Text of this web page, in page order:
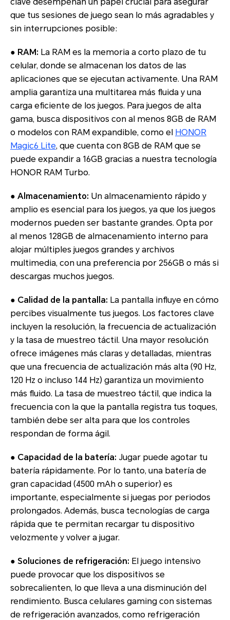
que tus sesiones de juego sean lo más agradables y
sin interrupciones posible:
● RAM: La RAM es la memoria a corto plazo de tu
celular, donde se almacenan los datos de las
aplicaciones que se ejecutan activamente. Una RAM
amplia garantiza una multitarea más fluida y una
carga eficiente de los juegos. Para juegos de alta
gama, busca dispositivos con al menos 8GB de RAM
o modelos con RAM expandible, como el HONOR
Magic6 Lite, que cuenta con 8GB de RAM que se
puede expandir a 16GB gracias a nuestra tecnología
HONOR RAM Turbo.
● Almacenamiento: Un almacenamiento rápido y
amplio es esencial para los juegos, ya que los juegos
modernos pueden ser bastante grandes. Opta por
al menos 128GB de almacenamiento interno para
alojar múltiples juegos grandes y archivos
multimedia, con una preferencia por 256GB o más si
descargas muchos juegos.
● Calidad de la pantalla: La pantalla influye en cómo
percibes visualmente tus juegos. Los factores clave
incluyen la resolución, la frecuencia de actualización
y la tasa de muestreo táctil. Una mayor resolución
ofrece imágenes más claras y detalladas, mientras
que una frecuencia de actualización más alta (90 Hz,
120 Hz o incluso 144 Hz) garantiza un movimiento
más fluido. La tasa de muestreo táctil, que indica la
frecuencia con la que la pantalla registra tus toques,
también debe ser alta para que los controles
respondan de forma ágil.
● Capacidad de la batería: Jugar puede agotar tu
batería rápidamente. Por lo tanto, una batería de
gran capacidad (4500 mAh o superior) es
importante, especialmente si juegas por periodos
prolongados. Además, busca tecnologías de carga
rápida que te permitan recargar tu dispositivo
velozmente y volver a jugar.
● Soluciones de refrigeración: El juego intensivo
puede provocar que los dispositivos se
sobrecalienten, lo que lleva a una disminución del
rendimiento. Busca celulares gaming con sistemas
de refrigeración avanzados, como refrigeración